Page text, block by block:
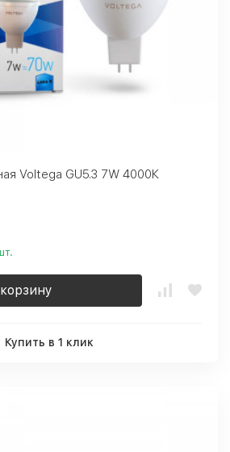
Voltega GU5.3 7W 4000К
Купить в 1 клик